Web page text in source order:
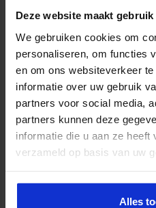
Deze website maakt
We gebruiken cookies om
personaliseren, om functies
en om ons websiteverkeer
informatie over uw gebruik
partners voor social media,
partners kunnen deze
informatie die u aan ze
verzameld op basis van uw
Alles
Wijziging Arbobesluit voor
arbeidsongevallen